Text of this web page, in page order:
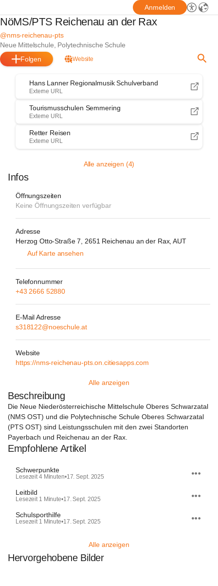
Anmelden
NöMS/PTS Reichenau an der Rax
@nms-reichenau-pts
Neue Mittelschule, Polytechnische Schule
Folgen
Website
Hans Lanner Regionalmusik Schulverband
Externe URL
Tourismusschulen Semmering
Externe URL
Retter Reisen
Externe URL
Alle anzeigen (4)
Infos
Öffnungszeiten
Keine Öffnungszeiten verfügbar
Adresse
Herzog Otto-Straße 7, 2651 Reichenau an der Rax, AUT
Auf Karte ansehen
Telefonnummer
+43 2666 52880
E-Mail Adresse
s318122@noeschule.at
Website
https://nms-reichenau-pts.on.citiesapps.com
Alle anzeigen
Beschreibung
Die Neue Niederösterreichische Mittelschule Oberes Schwarzatal
(NMS OST) und die Polytechnische Schule Oberes Schwarzatal
(PTS OST) sind Leistungsschulen mit den zwei Standorten
Payerbach und Reichenau an der Rax.
Empfohlene Artikel
Schwerpunkte
Lesezeit 4 Minuten•17. Sept. 2025
Leitbild
Lesezeit 1 Minute•17. Sept. 2025
Schulsporthilfe
Lesezeit 1 Minute•17. Sept. 2025
Alle anzeigen
Hervorgehobene Bilder